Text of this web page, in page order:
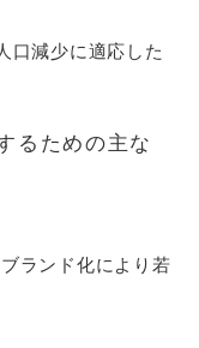
口減少に適応した
るための主な
ランド化により若